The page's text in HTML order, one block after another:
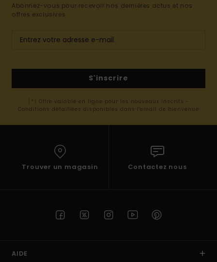
Abonnez-vous pour recevoir nos dernières actus et nos
offres exclusives.
S'inscrire
(*) Offre valable en ligne pour les nouveaux inscrits -
Conditions détaillées disponibles dans l'email de bienvenue
Trouver un magasin Contactez nous
AIDE